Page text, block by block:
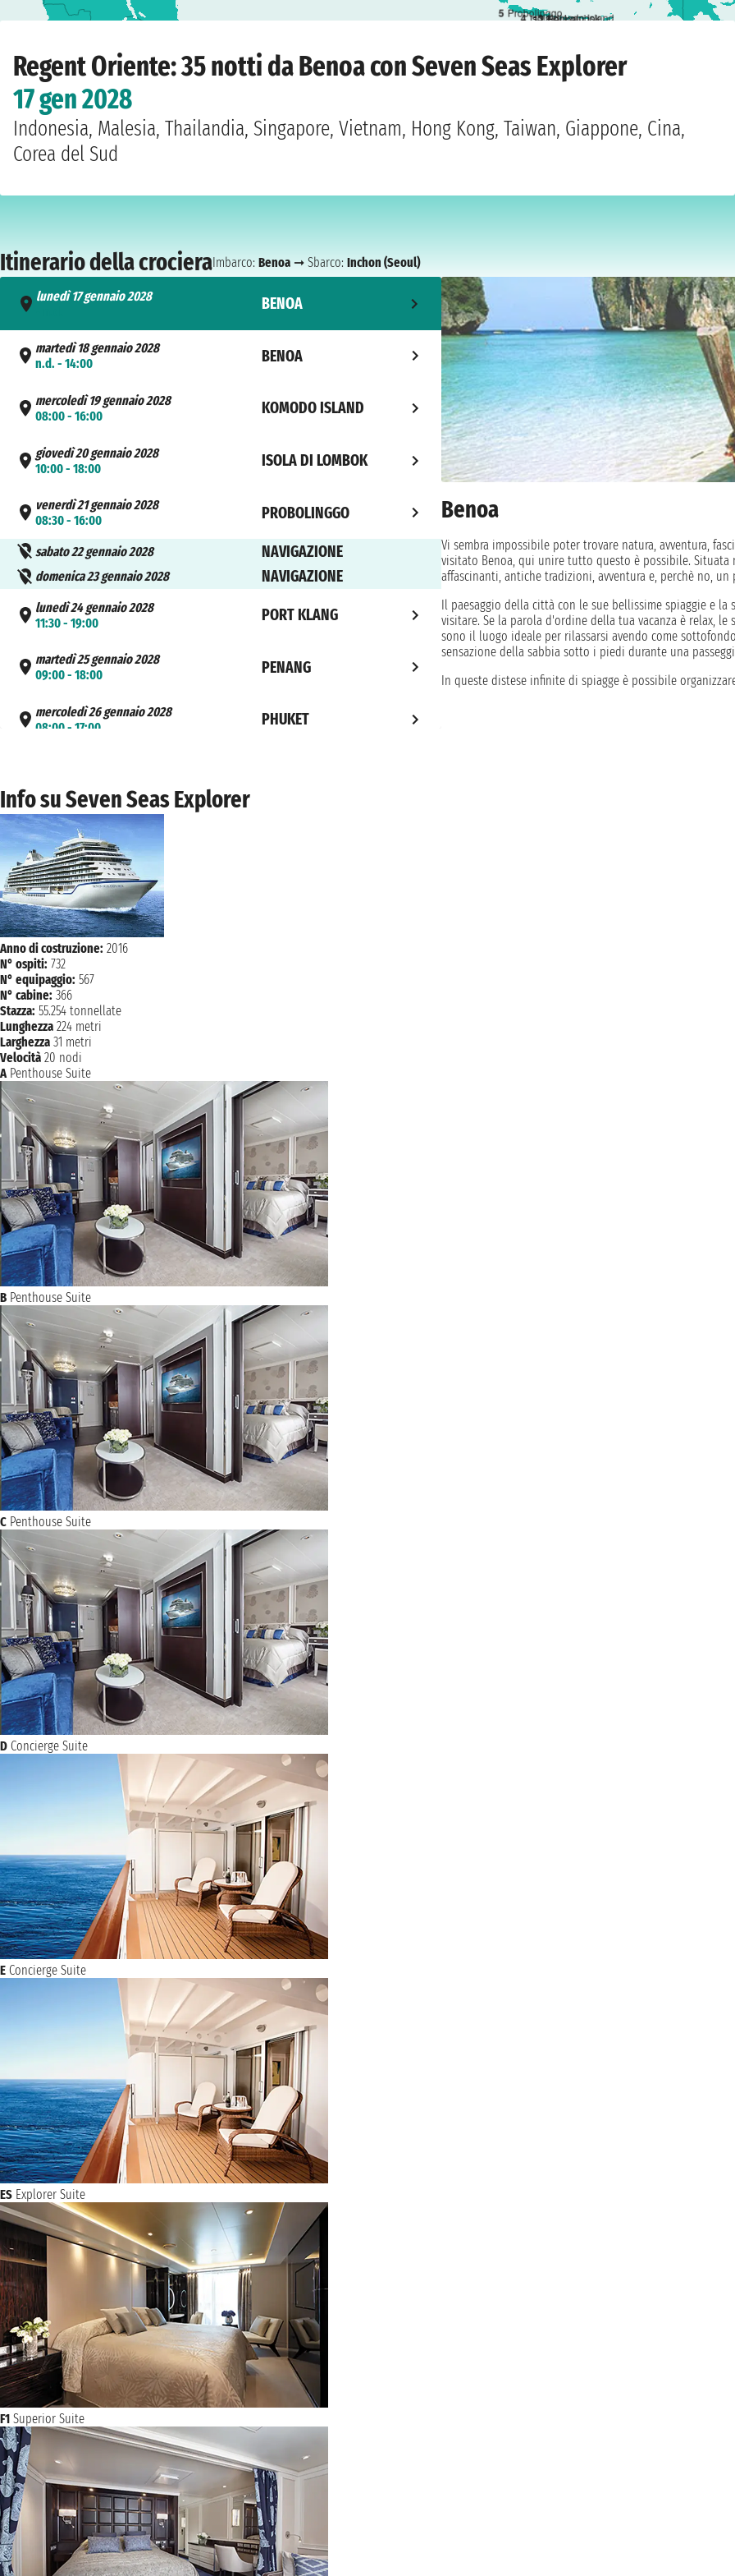
12 Benoa
3 Komodo Island
4 Isola di Lombok
5 Probolinggo
Regent Oriente: 35 notti da Benoa con Seven Seas Explorer
17 gen 2028
Indonesia, Malesia, Thailandia, Singapore, Vietnam, Hong Kong, Taiwan, Giappone, Cina,
Corea del Sud
Itinerario della crocieraImbarco: Benoa ➞ Sbarco: Inchon (Seoul)
lunedì 17 gennaio 2028
BENOA
martedì 18 gennaio 2028
n.d. - 14:00
BENOA
mercoledì 19 gennaio 2028
08:00 - 16:00
KOMODO ISLAND
giovedì 20 gennaio 2028
10:00 - 18:00
ISOLA DI LOMBOK
venerdì 21 gennaio 2028
08:30 - 16:00
PROBOLINGGO
sabato 22 gennaio 2028 NAVIGAZIONE
domenica 23 gennaio 2028 NAVIGAZIONE
lunedì 24 gennaio 2028
11:30 - 19:00
PORT KLANG
martedì 25 gennaio 2028
09:00 - 18:00
PENANG
mercoledì 26 gennaio 2028
08:00 - 17:00
PHUKET
venerdì 28 gennaio 2028
sabato 29 gennaio 2028
07:00 - 16:00
domenica 30 gennaio 2028
lunedì 31 gennaio 2028
08:00 - 17:00
martedì 1 febbraio 2028
08:00 - n.d.
mercoledì 2 febbraio 2028
n.d. - 16:00
giovedì 3 febbraio 2028
venerdì 4 febbraio 2028
09:30 - 18:30
DA NANG
sabato 5 febbraio 2028
10:00 - 19:00
NHA TRANG
domenica 6 febbraio 2028 NAVIGAZIONE
lunedì 7 febbraio 2028
08:00 - 20:00
HALONG BAY
martedì 8 febbraio 2028 NAVIGAZIONE
mercoledì 9 febbraio 2028
07:00 - 23:00
HONG KONG
giovedì 10 febbraio 2028 NAVIGAZIONE
venerdì 11 febbraio 2028
07:00 - 16:00
KEELUNG
sabato 12 febbraio 2028
07:00 - 17:00
ISHIGAKI
domenica 13 febbraio 2028
07:00 - 17:00
OKINAWA
lunedì 14 febbraio 2028 NAVIGAZIONE
martedì 15 febbraio 2028
07:00 - n.d.
SHANGHAI
mercoledì 16 febbraio 2028
n.d. - 17:00
SHANGHAI
giovedì 17 febbraio 2028 NAVIGAZIONE
venerdì 18 febbraio 2028
07:00 - 19:00
KAGOSHIMA
sabato 19 febbraio 2028
NAGASAKI
domenica 20 febbraio 2028 NAVIGAZIONE
lunedì 21 febbraio 2028
INCHON (SEOUL)
Benoa
Vi sembra impossibile poter trovare natura, avventura,
visitato Benoa, qui unire tutto questo è possibile. Situata
affascinanti, antiche tradizioni, avventura e, perchè no,
Il paesaggio della città con le sue bellissime spiaggie e
visitare. Se la parola d'ordine della tua vacanza è relax,
sono il luogo ideale per rilassarsi avendo come
sensazione della sabbia sotto i piedi durante una
In queste distese infinite di spiagge è possibile
madre è un luogo visitato ogni anno dagli induisti che
Info su Seven Seas Explorer
Anno di costruzione: 2016
N° ospiti: 732
N° equipaggio: 567
N° cabine: 366
Stazza: 55.254 tonnellate
Lunghezza 224 metri
Larghezza 31 metri
Velocità 20 nodi
A Penthouse Suite
B Penthouse Suite
C Penthouse Suite
D Concierge Suite
E Concierge Suite
ES Explorer Suite
F1 Superior Suite